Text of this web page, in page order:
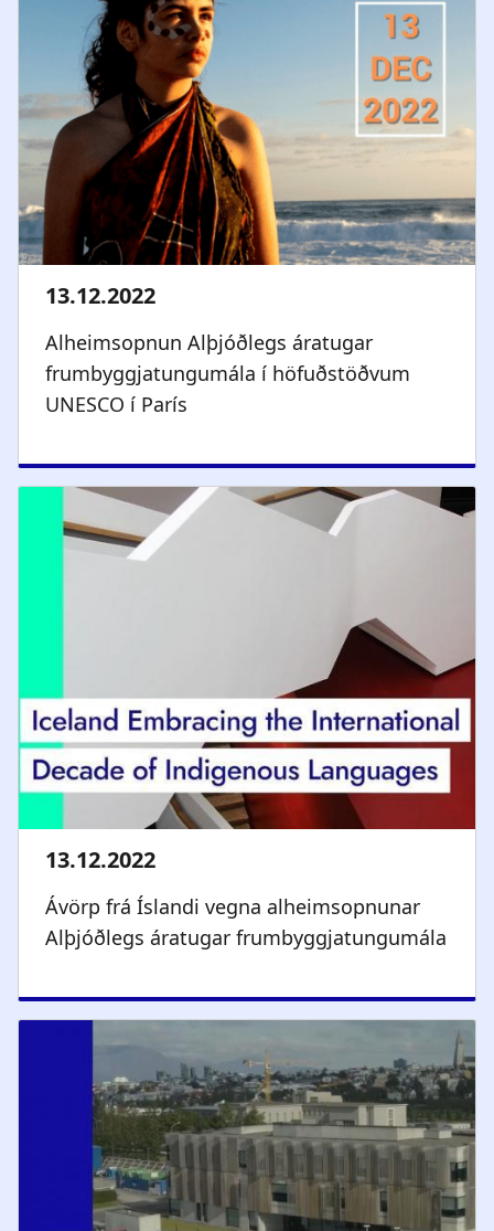
Alheimsopnun Alþjóðlegs áratugar
frumbyggjatungumála í höfuðstöðvum
UNESCO í París
Ávörp frá Íslandi vegna alheimsopnunar
Alþjóðlegs áratugar frumbyggjatungumála